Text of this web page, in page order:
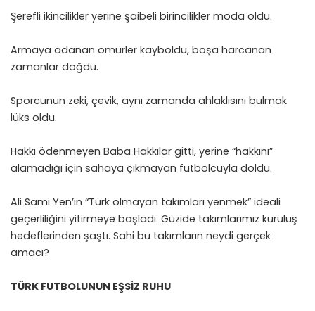
Şerefli ikincilikler yerine şaibeli birincilikler moda oldu.
Armaya adanan ömürler kayboldu, boşa harcanan
zamanlar doğdu.
Sporcunun zeki, çevik, aynı zamanda ahlaklısını bulmak
lüks oldu.
Hakkı ödenmeyen Baba Hakkılar gitti, yerine “hakkını”
alamadığı için sahaya çıkmayan futbolcuyla doldu.
Ali Sami Yen’in “Türk olmayan takımları yenmek” ideali
geçerliliğini yitirmeye başladı. Güzide takımlarımız kuruluş
hedeflerinden şaştı. Sahi bu takımların neydi gerçek
amacı?
TÜRK FUTBOLUNUN EŞSİZ RUHU